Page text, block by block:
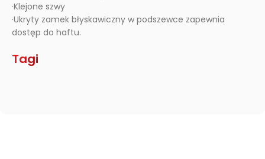
·Klejone szwy
·Ukryty zamek błyskawiczny w podszewce zapewnia
dostęp do haftu.
Tagi